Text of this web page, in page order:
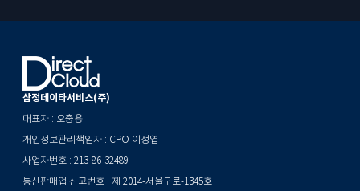
삼정데이타서비스(주)
대표자 : 오충용
개인정보관리책임자 : CPO 이정엽
사업자번호 : 213-86-32489
통신판매업 신고번호 : 제 2014-서울구로-1345호